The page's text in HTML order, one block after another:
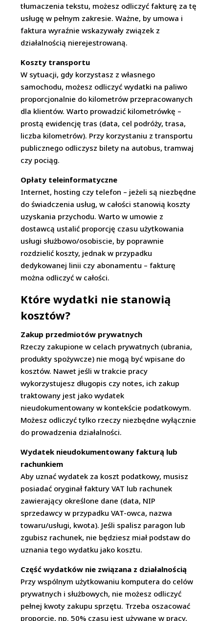
tłumaczenia tekstu, możesz odliczyć fakturę za tę
usługę w pełnym zakresie. Ważne, by umowa i
faktura wyraźnie wskazywały związek z
działalnością nierejestrowaną.
Koszty transportu
W sytuacji, gdy korzystasz z własnego
samochodu, możesz odliczyć wydatki na paliwo
proporcjonalnie do kilometrów przepracowanych
dla klientów. Warto prowadzić kilometrówkę –
prostą ewidencję tras (data, cel podróży, trasa,
liczba kilometrów). Przy korzystaniu z transportu
publicznego odliczysz bilety na autobus, tramwaj
czy pociąg.
Opłaty teleinformatyczne
Internet, hosting czy telefon – jeżeli są niezbędne
do świadczenia usług, w całości stanowią koszty
uzyskania przychodu. Warto w umowie z
dostawcą ustalić proporcję czasu użytkowania
usługi służbowo/osobiscie, by poprawnie
rozdzielić koszty, jednak w przypadku
dedykowanej linii czy abonamentu – fakturę
można odliczyć w całości.
Które wydatki nie stanowią
kosztów?
Zakup przedmiotów prywatnych
Rzeczy zakupione w celach prywatnych (ubrania,
produkty spożywcze) nie mogą być wpisane do
kosztów. Nawet jeśli w trakcie pracy
wykorzystujesz długopis czy notes, ich zakup
traktowany jest jako wydatek
nieudokumentowany w kontekście podatkowym.
Możesz odliczyć tylko rzeczy niezbędne wyłącznie
do prowadzenia działalności.
Wydatek nieudokumentowany fakturą lub
rachunkiem
Aby uznać wydatek za koszt podatkowy, musisz
posiadać oryginał faktury VAT lub rachunek
zawierający określone dane (data, NIP
sprzedawcy w przypadku VAT-owca, nazwa
towaru/usługi, kwota). Jeśli spalisz paragon lub
zgubisz rachunek, nie będziesz miał podstaw do
uznania tego wydatku jako kosztu.
Część wydatków nie związana z działalnością
Przy wspólnym użytkowaniu komputera do celów
prywatnych i służbowych, nie możesz odliczyć
pełnej kwoty zakupu sprzętu. Trzeba oszacować
proporcję, np. 50% czasu jest używane w pracy,